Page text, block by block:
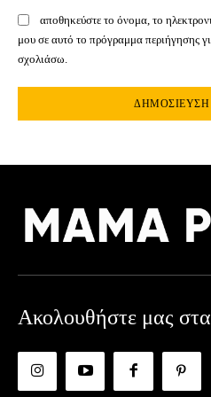
αποθηκεύστε το όνομα, το
μου σε αυτό το πρόγραμμα περιήγησης
σχολιάσω.
Ακολουθήστε μας